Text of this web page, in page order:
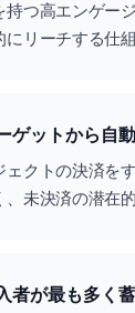
つ高エンゲー
リーチする仕組
ゲットから自
クトの決済を
未決済の潜在
者が最も多く